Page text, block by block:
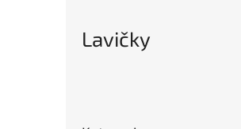
Lavičky